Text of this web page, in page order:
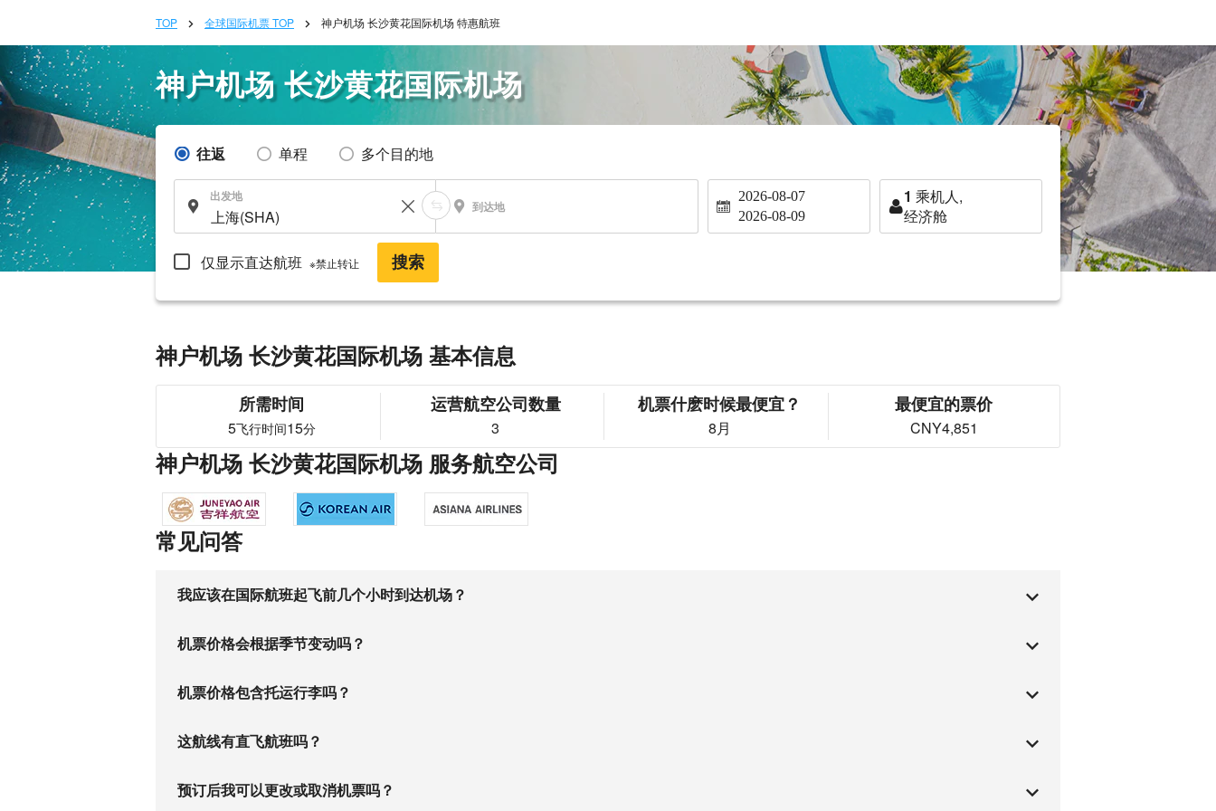
TOP 全球国际机票 TOP 神户机场 长沙黄花国际机场 特惠航班
神户机场 长沙黄花国际机场
往返 单程 多个目的地
出发地
到达地
2026-08-07
2026-08-09
1 乘机人,
经济舱
仅显示直达航班 ※禁止转让 搜索
神户机场 长沙黄花国际机场 基本信息
所需时间
5飞行时间15分
运营航空公司数量
3
机票什麽时候最便宜？
8月
最便宜的票价
CNY4,851
神户机场 长沙黄花国际机场 服务航空公司
常见问答
我应该在国际航班起飞前几个小时到达机场？
机票价格会根据季节变动吗？
机票价格包含托运行李吗？
这航线有直飞航班吗？
预订后我可以更改或取消机票吗？